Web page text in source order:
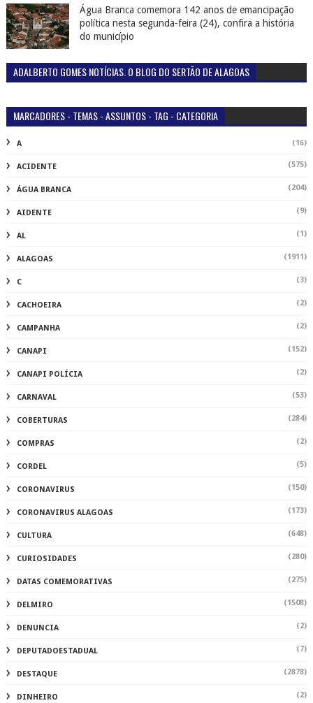
Água Branca comemora 142 anos de emancipação
política nesta segunda-feira (24), confira a história
do município
ADALBERTO GOMES NOTÍCIAS. O BLOG DO SERTÃO DE ALAGOAS
MARCADORES - TEMAS - ASSUNTOS - TAG - CATEGORIA
A (16)
ACIDENTE (575)
ÁGUA BRANCA (204)
AIDENTE (9)
AL (1)
ALAGOAS (1911)
C (3)
CACHOEIRA (2)
CAMPANHA (2)
CANAPI (152)
CANAPI POLÍCIA (2)
CARNAVAL (53)
COBERTURAS (284)
COMPRAS (2)
CORDEL (5)
CORONAVIRUS (150)
CORONAVIRUS ALAGOAS (173)
CULTURA (648)
CURIOSIDADES (280)
DATAS COMEMORATIVAS (275)
DELMIRO (1508)
DENUNCIA (2)
DEPUTADOESTADUAL (7)
DESTAQUE (2878)
DINHEIRO (2)